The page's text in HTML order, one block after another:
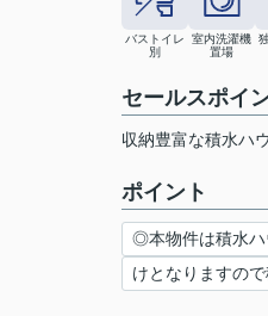
バストイレ
別
室内洗濯機
置場
セールスポイ
収納豊富な積水ハ
ポイント
◎本物件は積水ハ
けとなりますの